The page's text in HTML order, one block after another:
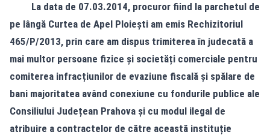
La data de 07.03.2014, procuror fiind la parchetul de
pe lângă Curtea de Apel Ploiești am emis Rechizitoriul
465/P/2013, prin care am dispus trimiterea în judecată a
mai multor persoane fizice și societăți comerciale pentru
comiterea infracțiunilor de evaziune fiscală și spălare de
bani majoritatea având conexiune cu fondurile publice ale
Consiliului Județean Prahova și cu modul ilegal de
atribuire a contractelor de către această instituție